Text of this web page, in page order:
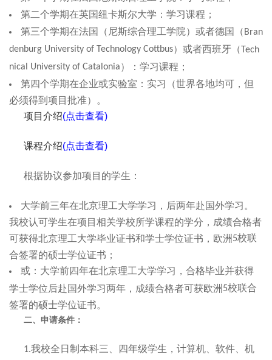
第二个学期在英国纽卡斯尔大学：学习课程；
第三个学期在法国（尼斯综合理工学院）或者德国（ Bran
denburg University of Technology Cottbus）或者西班牙（ Tech
nical University of Catalonia）：学习课程；
第四个学期在企业或实验室：实习（世界各地均可，但
必须得到项目批准）。
项目介绍(点击查看)
课程介绍(点击查看)
根据协议参加项目的学生：
大学前三年在北京理工大学学习，后两年赴国外学习。
我校认可学生在项目相关学校所学课程的学分，成绩合格者
可获得北京理工大学毕业证书和学士学位证书，欧洲 5校联
合签署的硕士学位证书；
或：大学前四年在北京理工大学学习，合格毕业并获得
学士学位后赴国外学习两年，成绩合格者可获欧洲 5校联合
签署的硕士学位证书。
二、申请条件：
1.我校全日制本科三、四年级学生，计算机、软件、机